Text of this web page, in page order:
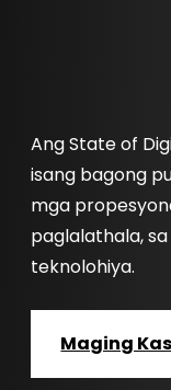
Ang State of
isang bagong
mga
paglalathala,
teknolohiya.
Maging